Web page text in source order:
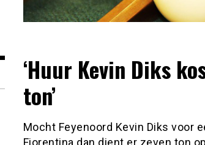
‘Huur Kevin Diks
ton’
Mocht Feyenoord Kevin Diks voor
Fiorentina dan dient er zeven ton